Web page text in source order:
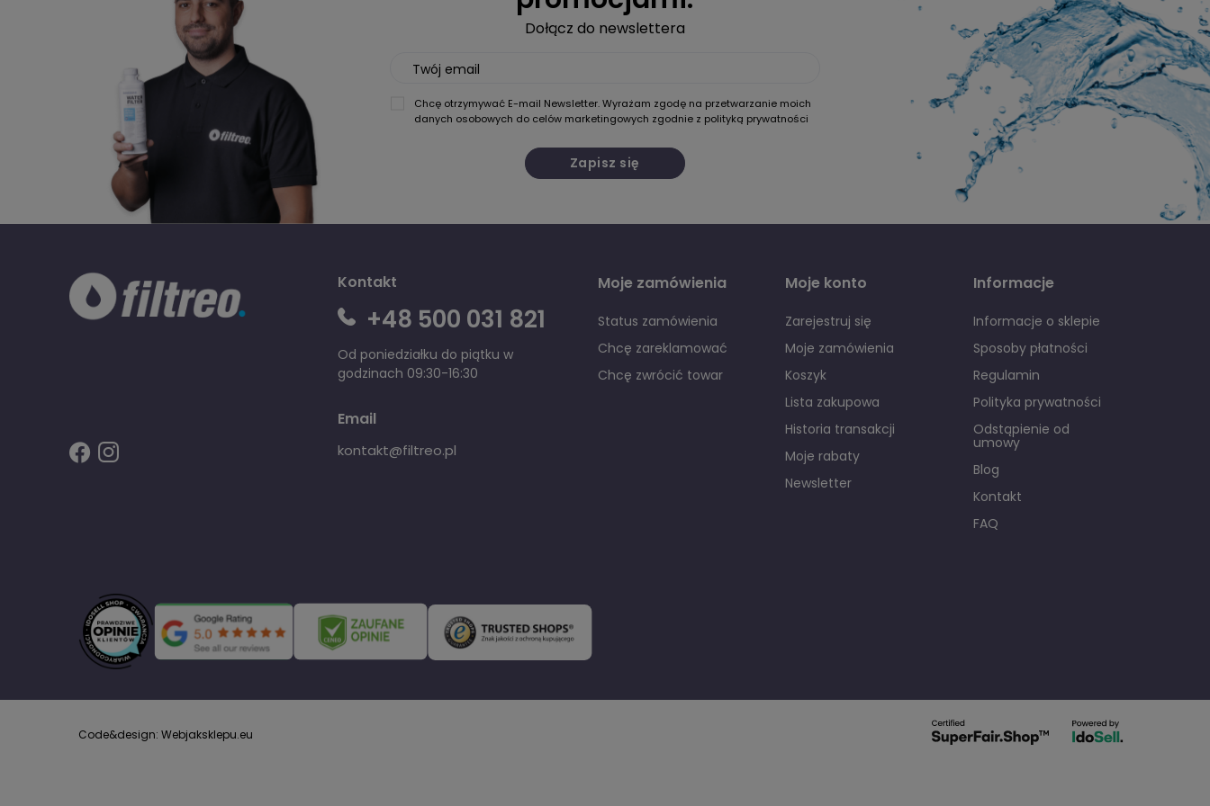
Dołącz do newslettera
Twój email
Chcę otrzymywać E-mail Newsletter. Wyrażam zgodę na przetwarzanie moich
danych osobowych do celów marketingowych zgodnie z polityką prywatności
Zapisz się
Kontakt
+48 500 031 821
Od poniedziałku do piątku w
godzinach 09:30-16:30
Email
kontakt@filtreo.pl
Moje zamówienia
Status zamówienia
Chcę zareklamować
Chcę zwrócić towar
Moje konto
Zarejestruj się
Moje zamówienia
Koszyk
Lista zakupowa
Historia transakcji
Moje rabaty
Newsletter
Informacje
Informacje o sklepie
Sposoby płatności
Regulamin
Polityka prywatności
Odstąpienie od
umowy
Blog
Kontakt
FAQ
Code&design: Webjaksklepu.eu